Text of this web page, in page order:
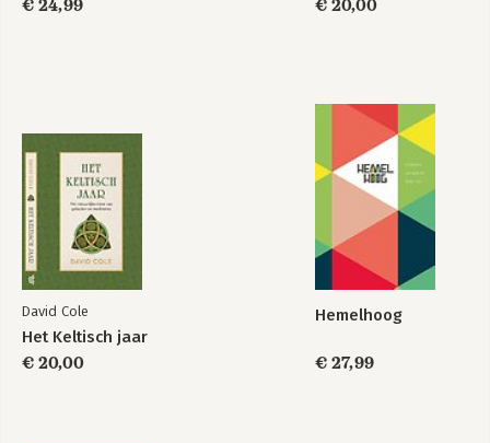
€ 24,99 € 20,00
David Cole
Het Keltisch jaar
€ 20,00
Hemelhoog
€ 27,99